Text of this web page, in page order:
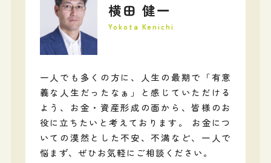
横田 健一
Yokota Kenichi
一人でも多くの方に、人生の最期で「有意
義な人生だったなぁ」と感じていただける
よう、お金・資産形成の面から、皆様のお
役に立ちたいと考えております。 お金につ
いての漠然とした不安、不満など、一人で
悩まず、ぜひお気軽にご相談ください。